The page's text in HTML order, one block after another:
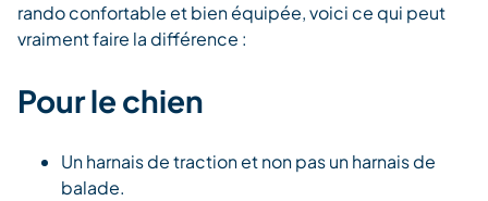
rando confortable et bien équipée, voici ce qui peut
vraiment faire la différence :
Pour le chien
Un harnais de traction et non pas un harnais de
balade.